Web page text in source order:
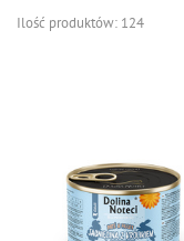
Ilość produktów: 124